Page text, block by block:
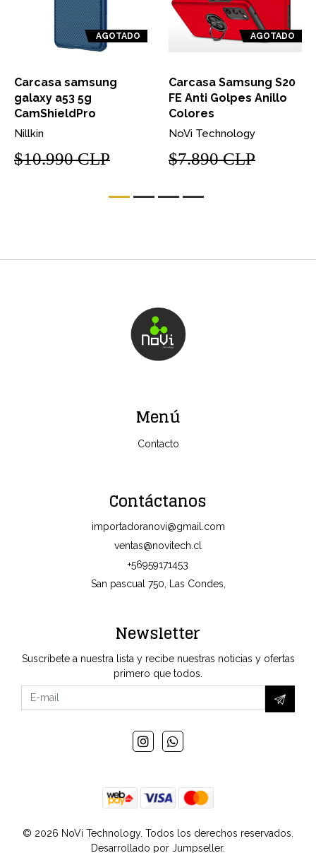
AGOTADO
Carcasa samsung
galaxy a53 5g
CamShieldPro
Nillkin
$10.990 CLP
AGOTADO
Carcasa Samsung S20
FE Anti Golpes Anillo
Colores
NoVi Technology
$7.890 CLP
Menú
Contacto
Contáctanos
importadoranovi@gmail.com
ventas@novitech.cl
+56959171453
San pascual 750, Las Condes,
Newsletter
Suscríbete a nuestra lista y recibe nuestras noticias y ofertas
primero que todos.
© 2026 NoVi Technology. Todos los derechos reservados.
Desarrollado por Jumpseller.